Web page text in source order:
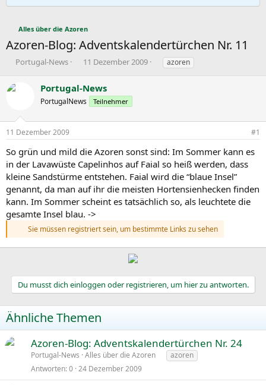
Alles über die Azoren
Azoren-Blog: Adventskalendertürchen Nr. 11
E
s
t
l
e
Portugal-News
E
t
e
l
a
m
11 Dezember 2009
S
w
t
e
azoren
Portugal-News
PortugalNews Teilnehmer
11 Dezember 2009 #1
So grün und mild die Azoren sonst sind: Im Sommer kann es
in der Lavawüste Capelinhos auf Faial so heiß werden, dass
kleine Sandstürme entstehen. Faial wird die “blaue Insel”
genannt, da man auf ihr die meisten Hortensienhecken finden
kann. Im Sommer scheint es tatsächlich so, als leuchtete die
gesamte Insel blau. ->
Sie müssen registriert sein, um bestimmte Links zu sehen
Du musst dich einloggen oder registrieren, um hier zu antworten.
Ähnliche Themen
Azoren-Blog: Adventskalendertürchen Nr. 24
Portugal-News Alles über die Azoren
azoren
Antworten 0 24 Dezember 2009